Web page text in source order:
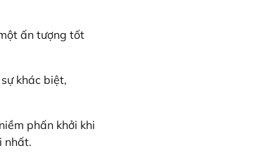
ấn tượng tốt
khác biệt,
phấn khởi khi
nhất.